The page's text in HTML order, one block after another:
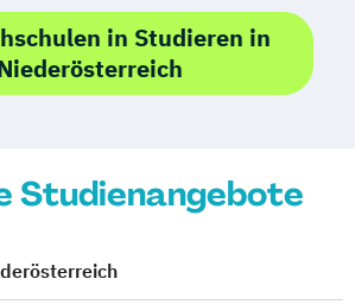
des
Business
Relations
KI-Service Design
der Sozialen Arbeit
in Studieren in
Studienangebote